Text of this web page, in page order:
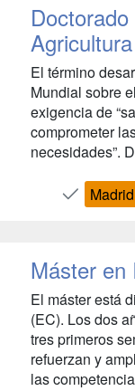
El término
Mundial sobre
exigencia de
comprometer
necesidades”.
Madrid
Máster en
El máster está
(EC). Los dos
tres primeros
refuerzan y
las